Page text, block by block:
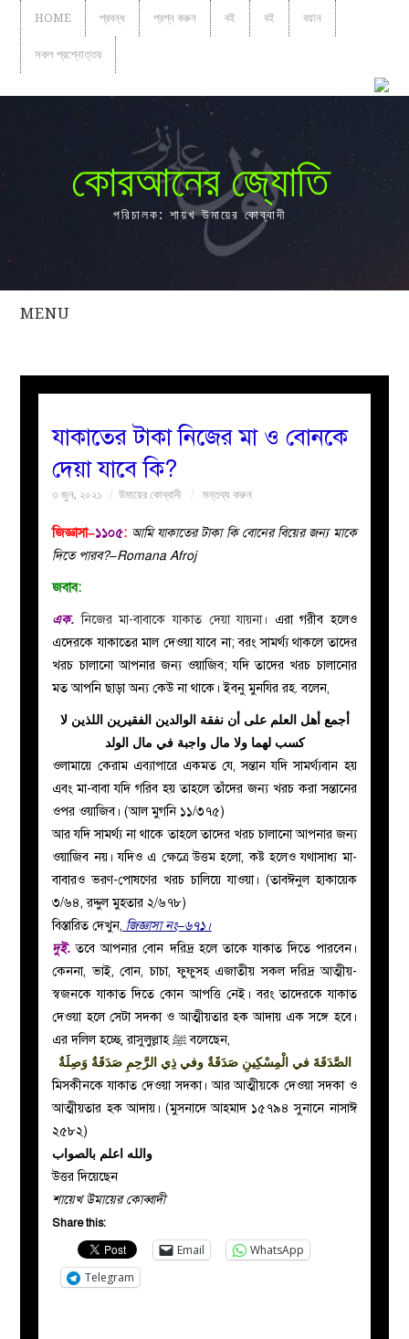
HOME প্রবন্ধ প্রশ্ন করুন বই বই বয়ান
সকল প্রশ্নোত্তর
কোরআনের জ্যোতি
পরিচালক: শায়খ উমায়ের কোব্বাদী
MENU
সকল
নারীদের
পাতা
ইসলাহী
মজলিস
প্রশ্ন
করুন
যাকাতের টাকা নিজের মা ও বোনকে
দেয়া যাবে কি?
৩ জুন, ২০২১ উমায়ের কোব্বাদী মন্তব্য করুন
জিজ্ঞাসা–১১০৫: আমি যাকাতের টাকা কি বোনের বিয়ের জন্য মাকে
দিতে পারব?–Romana Afroj
জবাব:
এক. নিজের মা-বাবাকে যাকাত দেয়া যায়না। এরা গরীব হলেও
এদেরকে যাকাতের মাল দেওয়া যাবে না; বরং সামর্থ্য থাকলে তাদের
খরচ চালানো আপনার জন্য ওয়াজিব; যদি তাদের খরচ চালানোর
মত আপনি ছাড়া অন্য কেউ না থাকে। ইবনু মুনযির রহ. বলেন,
أجمع أهل العلم على أن نفقة الوالدين الفقيرين اللذين لا
كسب لهما ولا مال واجبة في مال الولد
ওলামায়ে কেরাম এব্যাপারে একমত যে, সন্তান যদি সামর্থ্যবান হয়
এবং মা-বাবা যদি গরিব হয় তাহলে তাঁদের জন্য খরচ করা সন্তানের
ওপর ওয়াজিব। (আল মুগনি ১১/৩৭৫)
আর যদি সামর্থ্য না থাকে তাহলে তাদের খরচ চালানো আপনার জন্য
ওয়াজিব নয়। যদিও এ ক্ষেত্রে উত্তম হলো, কষ্ট হলেও যথাসাধ্য মা-
বাবারও ভরণ-পোষণের খরচ চালিয়ে যাওয়া। (তাবঈনুল হাকায়েক
৩/৬৪, রদ্দুল মুহতার ২/৬৭৮)
বিস্তারিত দেখুন, জিজ্ঞাসা নং–৬৭১।
দুই.তবে আপনার বোন দরিদ্র হলে তাকে যাকাত দিতে পারবেন।
কেননা, ভাই, বোন, চাচা, ফুফুসহ এজাতীয় সকল দরিদ্র আত্মীয়-
স্বজনকে যাকাত দিতে কোন আপত্তি নেই। বরং তাদেরকে যাকাত
দেওয়া হলে সেটা সদকা ও আত্মীয়তার হক আদায় এক সঙ্গে হবে।
এর দলিল হচ্ছে, রাসুলুল্লাহ ﷺ বলেছেন,
الصَّدَقَةَ في الْمِسْكِينِ صَدَقَةٌ وفي ذِي الرَّحِمِ صَدَقَةٌ وَصِلَةٌ
মিসকীনকে যাকাত দেওয়া সদকা। আর আত্মীয়কে দেওয়া সদকা ও
আত্মীয়তার হক আদায়। (মুসনাদে আহমাদ ১৫৭৯৪ সুনানে নাসাঈ
২৫৮২)
والله اعلم بالصواب
উত্তর দিয়েছেন
শায়েখ উমায়ের কোব্বাদী
Share this:
Email
WhatsApp
Telegram